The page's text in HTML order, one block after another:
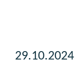
29.10.2024